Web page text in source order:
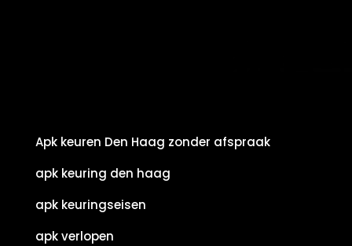
Apk keuren Den Haag zonder afspraak
apk keuring den haag
apk keuringseisen
apk verlopen